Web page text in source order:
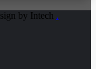
by Intech .